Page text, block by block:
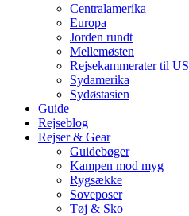
Centralamerika
Europa
Jorden rundt
Mellemøsten
Rejsekammerater til
Sydamerika
Sydøstasien
Guide
Rejseblog
Rejser & Gear
Guidebøger
Kampen mod myg
Rygsække
Soveposer
Tøj & Sko